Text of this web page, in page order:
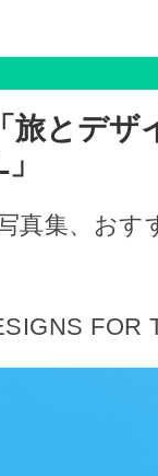
旅とデ
真集、おす
FOR